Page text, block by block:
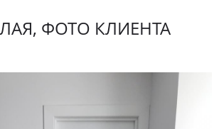
ФОТО КЛИЕНТА